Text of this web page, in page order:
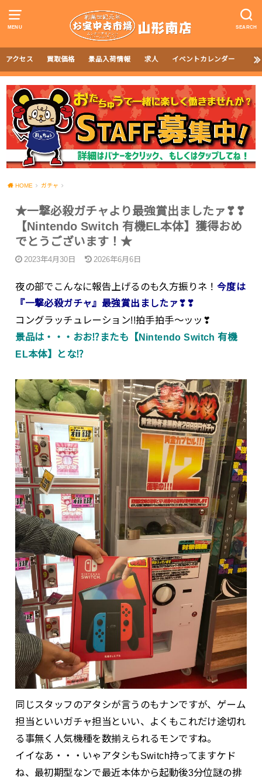
MENU SEARCH
アクセス 買取価格 景品入荷情報 求人 イベントカレンダー
HOME ガチャ
★一撃必殺ガチャより最強賞出ましたァ❣❣
【Nintendo Switch 有機EL本体】獲得おめ
でとうございます！★
2023年4月30日 2026年6月6日
夜の部でこんなに報告上げるのも久方振りネ！ 今度は
『一撃必殺ガチャ』最強賞出ましたァ❣❣
コングラッチュレーション!!拍手拍手～ッッ❣
景品は・・・おお⁉またも【Nintendo Switch 有機
EL本体】とな⁉
同じスタッフのアタシが言うのもナンですが、ゲーム
担当といいガチャ担当といい、よくもこれだけ途切れ
る事無く人気機種を数揃えられるモンですね。
イイなあ・・・いゃアタシもSwitch持ってますケド
ね、最初期型なンで最近本体から起動後3分位謎の排